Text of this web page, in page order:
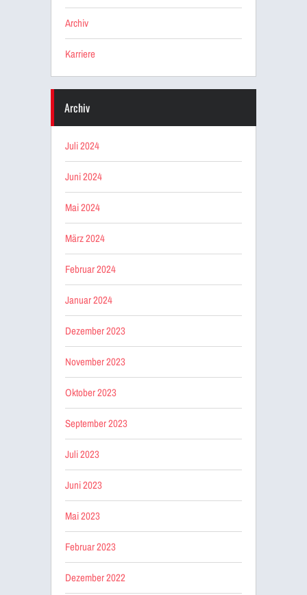
Archiv
Karriere
Archiv
Juli 2024
Juni 2024
Mai 2024
März 2024
Februar 2024
Januar 2024
Dezember 2023
November 2023
Oktober 2023
September 2023
Juli 2023
Juni 2023
Mai 2023
Februar 2023
Dezember 2022